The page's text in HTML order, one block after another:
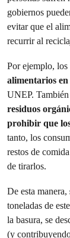
gobiernos
evitar que el
recurrir al
Por ejemplo,
alimentarios
UNEP.
residuos
prohibir que
tanto, los
restos de
de tirarlos.
De esta manera,
toneladas de
la basura, se
(y